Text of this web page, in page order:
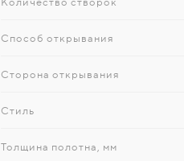
Способ открывания
Сторона открывания
Стиль
Толщина полотна, мм